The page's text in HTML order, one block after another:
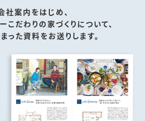
社案内をはじめ、
こだわりの家づくりについて、
った資料をお送りします。